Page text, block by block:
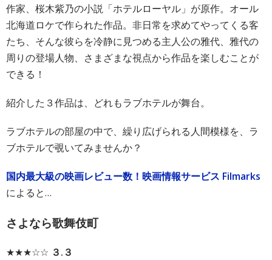
作家、桜木紫乃の小説「ホテルローヤル」が原作。オール
北海道ロケで作られた作品。非日常を求めてやってくる客
たち、そんな彼らを冷静に見つめる主人公の雅代、雅代の
周りの登場人物、さまざまな視点から作品を楽しむことが
できる！
紹介した３作品は、どれもラブホテルが舞台。
ラブホテルの部屋の中で、繰り広げられる人間模様を、ラ
ブホテルで覗いてみませんか？
国内最大級の映画レビュー数！映画情報サービス Filmarks
によると…
さよなら歌舞伎町
★★★☆☆ ３.３